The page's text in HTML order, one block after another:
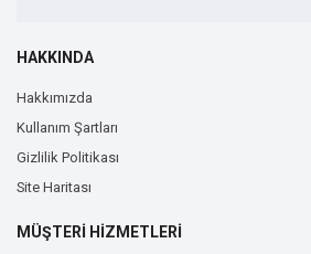
HAKKINDA
Hakkımızda
Kullanım Şartları
Gizlilik Politikası
Site Haritası
MÜŞTERİ HİZMETLERİ